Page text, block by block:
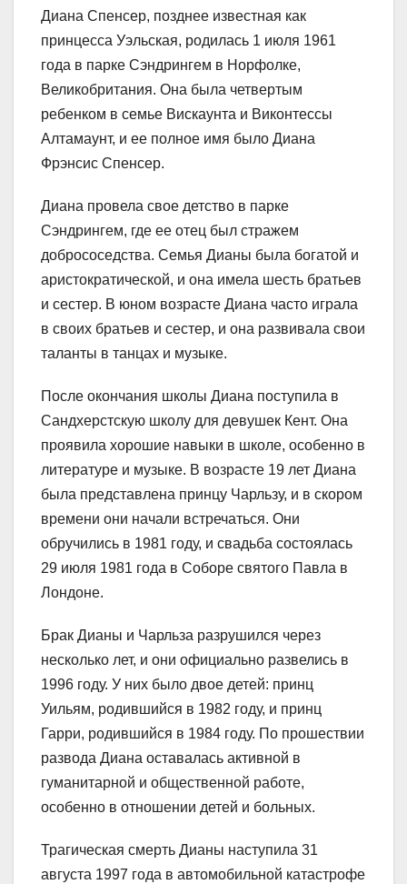
Диана Спенсер, позднее известная как
принцесса Уэльская, родилась 1 июля 1961
года в парке Сэндрингем в Норфолке,
Великобритания. Она была четвертым
ребенком в семье Вискаунта и Виконтессы
Алтамаунт, и ее полное имя было Диана
Фрэнсис Спенсер.
Диана провела свое детство в парке
Сэндрингем, где ее отец был стражем
добрососедства. Семья Дианы была богатой и
аристократической, и она имела шесть братьев
и сестер. В юном возрасте Диана часто играла
в своих братьев и сестер, и она развивала свои
таланты в танцах и музыке.
После окончания школы Диана поступила в
Сандхерстскую школу для девушек Кент. Она
проявила хорошие навыки в школе, особенно в
литературе и музыке. В возрасте 19 лет Диана
была представлена принцу Чарльзу, и в скором
времени они начали встречаться. Они
обручились в 1981 году, и свадьба состоялась
29 июля 1981 года в Соборе святого Павла в
Лондоне.
Брак Дианы и Чарльза разрушился через
несколько лет, и они официально развелись в
1996 году. У них было двое детей: принц
Уильям, родившийся в 1982 году, и принц
Гарри, родившийся в 1984 году. По прошествии
развода Диана оставалась активной в
гуманитарной и общественной работе,
особенно в отношении детей и больных.
Трагическая смерть Дианы наступила 31
августа 1997 года в автомобильной катастрофе